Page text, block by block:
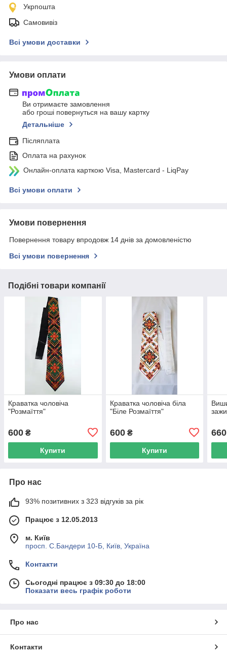
Укрпошта
Самовивіз
Всі умови доставки
Умови оплати
Ви отримаєте замовлення
або гроші повернуться на вашу картку
Детальніше
Післяплата
Оплата на рахунок
Онлайн-оплата карткою Visa, Mastercard - LiqPay
Всі умови оплати
Умови повернення
Повернення товару впродовж 14 днів за домовленістю
Всі умови повернення
Подібні товари компанії
Краватка чоловіча
"Розмаїття"
600 ₴
Купити
Краватка чоловіча біла
"Біле Розмаїття"
600₴
Купити
660
Про нас
93% позитивних з 323 відгуків за рік
Працює з 12.05.2013
м. Київ
просп. С.Бандери 10-Б, Київ, Україна
Контакти
Сьогодні працює з 09:30 до 18:00
Показати весь графік роботи
Про нас
Контакти